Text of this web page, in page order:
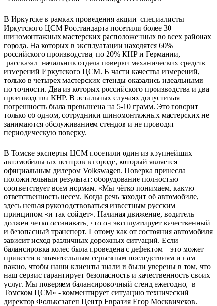
В Иркутске в рамках проведения акции специалисты
Иркутского ЦСМ Росстандарта посетили более 30
шиномонтажных мастерских расположенных во всех районах
города. На которых в эксплуатации находятся 60%
российского производства, по 20% КНР и Германии,
-рассказал начальник отдела поверки механических средств
измерений Иркутского ЦСМ. В части качества измерений,
только в четырех мастерских стенды оказались идеальными
по точности. Два из которых российского производства и два
производства КНР. В остальных случаях допустимая
погрешность была превышена на 5-10 грамм. Это говорит
только об одном, сотрудники шиномонтажных мастерских не
занимаются обслуживанием стендов и не проводят
периодическую поверку.
В Томске эксперты ЦСМ посетили один из крупнейших
автомобильных центров в городе, который является
официальным дилером Volkswagen. Поверка принесла
положительный результат: оборудование полностью
соответствует всем нормам. «Мы чётко понимаем, какую
ответственность несем. Когда речь заходит об автомобиле,
здесь нельзя руководствоваться известным русским
принципом «и так сойдет». Начиная движение, водитель
должен четко осознавать, что он эксплуатирует качественный
и безопасный транспорт. Потому как от состояния автомобиля
зависит исход различных дорожных ситуаций. Если
балансировка колес была проведена с дефектом – это может
привести к значительным серьезным последствиям и нам
важно, чтобы наши клиенты знали и были уверены в том, что
наш сервис гарантирует безопасность и качественность своих
услуг. Мы поверяем балансировочный стенд ежегодно, в
Томском ЦСМ» - комментирует ситуацию технический
директор Фольксваген Центр Евразия Егор Москвичеков.